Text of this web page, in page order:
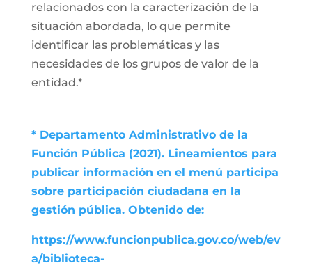
relacionados con la caracterización de la
situación abordada, lo que permite
identificar las problemáticas y las
necesidades de los grupos de valor de la
entidad.*
* Departamento Administrativo de la
Función Pública (2021). Lineamientos para
publicar información en el menú participa
sobre participación ciudadana en la
gestión pública. Obtenido de:
https://www.funcionpublica.gov.co/web/ev
a/biblioteca-